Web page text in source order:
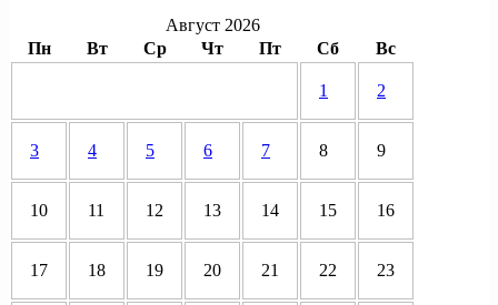
Август 2026
Пн
Вт Ср Чт Пт Сб Вс
1 2
3 4 5 6 7 8 9
10 11 12 13 14 15 16
17 18 19 20 21 22 23